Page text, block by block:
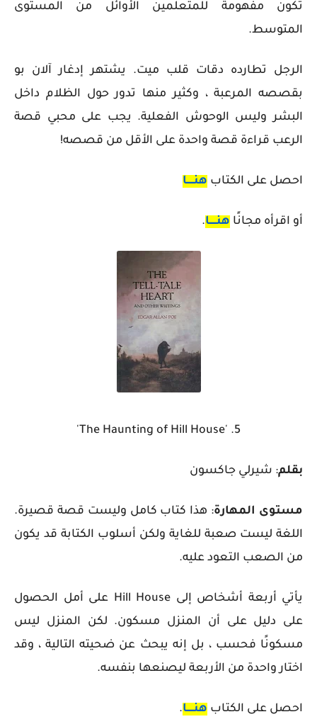
تكون مفهومة للمتعلمين الأوائل من المستوى
المتوسط.
الرجل تطارده دقات قلب ميت. يشتهر إدغار آلان بو
بقصصه المرعبة ، وكثير منها تدور حول الظلام داخل
البشر وليس الوحوش الفعلية. يجب على محبي قصة
الرعب قراءة قصة واحدة على الأقل من قصصه!
احصل على الكتاب هنـــــا
أو اقرأه مجانًا هنـــــا.
5. 'The Haunting of Hill House'
بقلم: شيرلي جاكسون
مستوى المهارة: هذا كتاب كامل وليست قصة قصيرة.
اللغة ليست صعبة للغاية ولكن أسلوب الكتابة قد يكون
من الصعب التعود عليه.
يأتي أربعة أشخاص إلى Hill House على أمل الحصول
على دليل على أن المنزل مسكون. لكن المنزل ليس
مسكونًا فحسب ، بل إنه يبحث عن ضحيته التالية ، وقد
اختار واحدة من الأربعة ليصنعها بنفسه.
احصل على الكتاب هنـــــا.